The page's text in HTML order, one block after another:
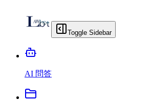
Toggle Sidebar
AI 問答